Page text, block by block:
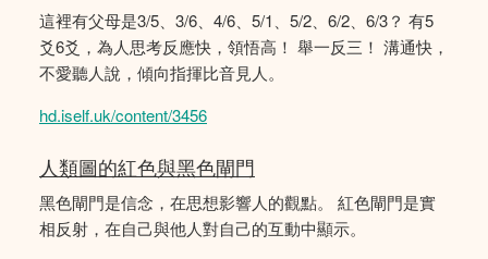
這裡有父母是3/5、3/6、4/6、5/1、5/2、6/2、6/3？ 有5
爻6爻，為人思考反應快，領悟高！ 舉一反三！ 溝通快，
不愛聽人說，傾向指揮比音見人。
hd.iself.uk/content/3456
人類圖的紅色與黑色閘門
黑色閘門是信念，在思想影響人的觀點。 紅色閘門是實
相反射，在自己與他人對自己的互動中顯示。